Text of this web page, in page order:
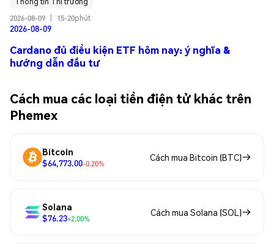
2026-08-09
15-20phút
2026-08-09
Cardano đủ điều kiện ETF hôm nay: ý nghĩa &
hướng dẫn đầu tư
Cách mua các loại tiền điện tử khác trên
Phemex
Bitcoin
$64,773.00-0.20%
Cách mua Bitcoin (BTC)
Solana
$76.23+2.00%
Cách mua Solana (SOL)